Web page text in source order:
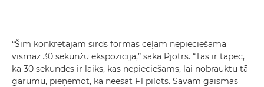
“Šim konkrētajam sirds formas ceļam nepieciešama
vismaz 30 sekunžu ekspozīcija,” saka Pjotrs. “Tas ir tāpēc,
ka 30 sekundes ir laiks, kas nepieciešams, lai nobrauktu tā
garumu, pieņemot, ka neesat F1 pilots. Savām gaismas